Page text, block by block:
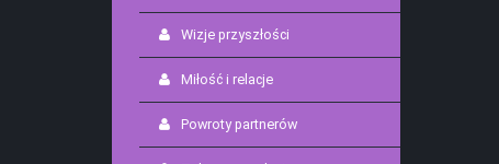
Wizje przyszłości
Miłość i relacje
Powroty partnerów